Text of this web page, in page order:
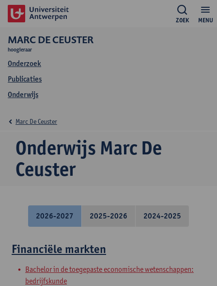
MENU
ZOEK
MARC DE CEUSTER
hoogleraar
Onderzoek
Publicaties
Onderwijs
Onderwijs Marc De
Ceuster
Marc De Ceuster
2026-2027 2025-2026 2024-2025
Financiële markten
Bachelor in de toegepaste economische wetenschappen:
bedrijfskunde